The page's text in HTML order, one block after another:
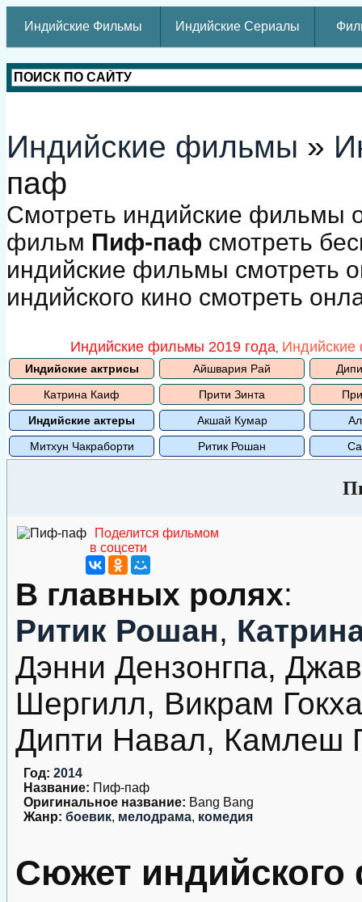
Индийские Фильмы Индийские Сериалы
Индийские фильмы »
паф
Смотреть индийские фильмы
фильм Пиф-паф смотреть
индийские фильмы смотреть
индийского кино смотреть
Индийские фильмы 2019 года,
Индийские актрисы Айшвария Рай
Катрина Каиф
Прити Зинта
Индийские актеры
Акшай Кумар
Митхун Чакраборти
Ритик Рошан
Поделится фильмом
в соцсети
В главных ролях:
Ритик Рошан,
Дэнни Дензонгпа,
Шергилл, Викрам
Дипти Навал, Камлеш
Год: 2014
Название: Пиф-паф
Оригинальное название: Bang Bang
Жанр: боевик, мелодрама, комедия
Сюжет